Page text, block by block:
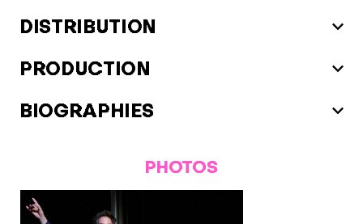
DISTRIBUTION
PRODUCTION
BIOGRAPHIES
PHOTOS